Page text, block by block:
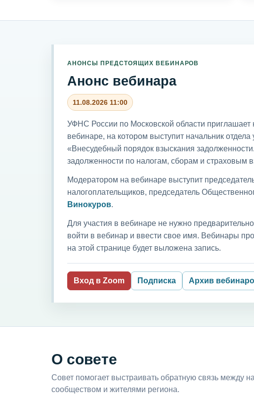
АНОНСЫ ПРЕДСТОЯЩИХ ВЕБИНАРОВ
Анонс вебинара
11.08.2026 11:00
УФНС России по Московской области приглашает
вебинаре, на котором выступит начальник
«Внесудебный порядок взыскания
задолженности по налогам, сборам и страховым
Модератором на вебинаре выступит
налогоплательщиков, председатель
Винокуров.
Для участия в вебинаре не нужно
войти в вебинар и ввести свое имя. Вебинары
на этой странице будет выложена запись.
Вход в Zoom Подписка Архив
О совете
Совет помогает выстраивать обратную связь между
сообществом и жителями региона.